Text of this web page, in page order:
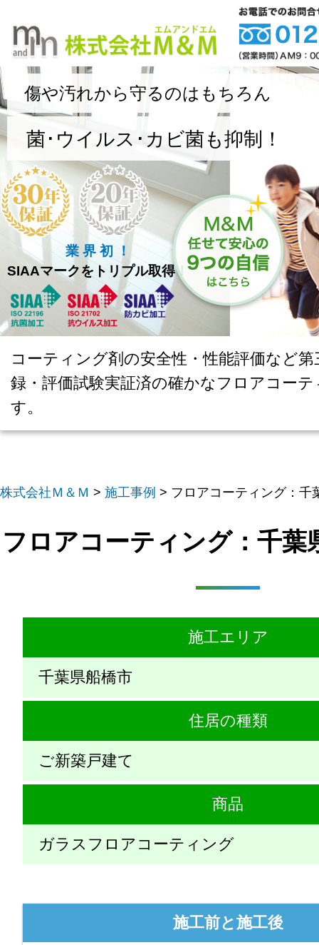
傷や汚れから守るのはもちろん
菌･ウイルス･カビ菌も抑制！
業 界 初 ！
SIAAマークをトリプル取得！
コーティング剤の安全性・性能評価など
録・評価試験実証済の確かなフロアコー
す。
株式会社Ｍ＆Ｍ > 施工事例 > フロアコーティング：千
フロアコーティング：千葉
施工エリア
千葉県船橋市
住居の種類
ご新築戸建て
商品
ガラスフロアコーティング
施工前と施工後